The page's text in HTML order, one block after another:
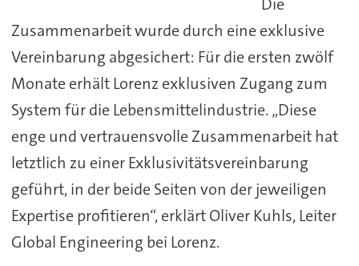
Zusammenarbeit wurde durch eine exklusive
Vereinbarung abgesichert: Für die ersten zwölf
Monate erhält Lorenz exklusiven Zugang zum
System für die Lebensmittelindustrie. „Diese
enge und vertrauensvolle Zusammenarbeit hat
letztlich zu einer Exklusivitätsvereinbarung
geführt, in der beide Seiten von der jeweiligen
Expertise profitieren“, erklärt Oliver Kuhls, Leiter
Global Engineering bei Lorenz.